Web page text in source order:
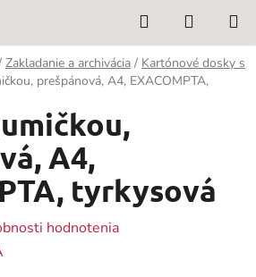
Hľadať
KOŠÍK
Zakladanie a archivácia / Kartónové dosky s
prešpánová, A4, EXACOMPTA,
A4,
tyrkysová
hodnotenia